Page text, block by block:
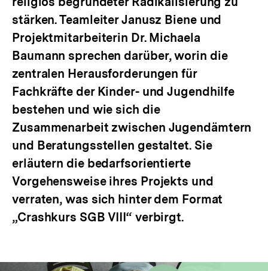
stärken. Teamleiter Janusz Biene und
Projektmitarbeiterin Dr. Michaela
Baumann sprechen darüber, worin die
zentralen Herausforderungen für
Fachkräfte der Kinder- und Jugendhilfe
bestehen und wie sich die
Zusammenarbeit zwischen Jugendämtern
und Beratungsstellen gestaltet. Sie
erläutern die bedarfsorientierte
Vorgehensweise ihres Projekts und
verraten, was sich hinter dem Format
„Crashkurs SGB VIII“ verbirgt.